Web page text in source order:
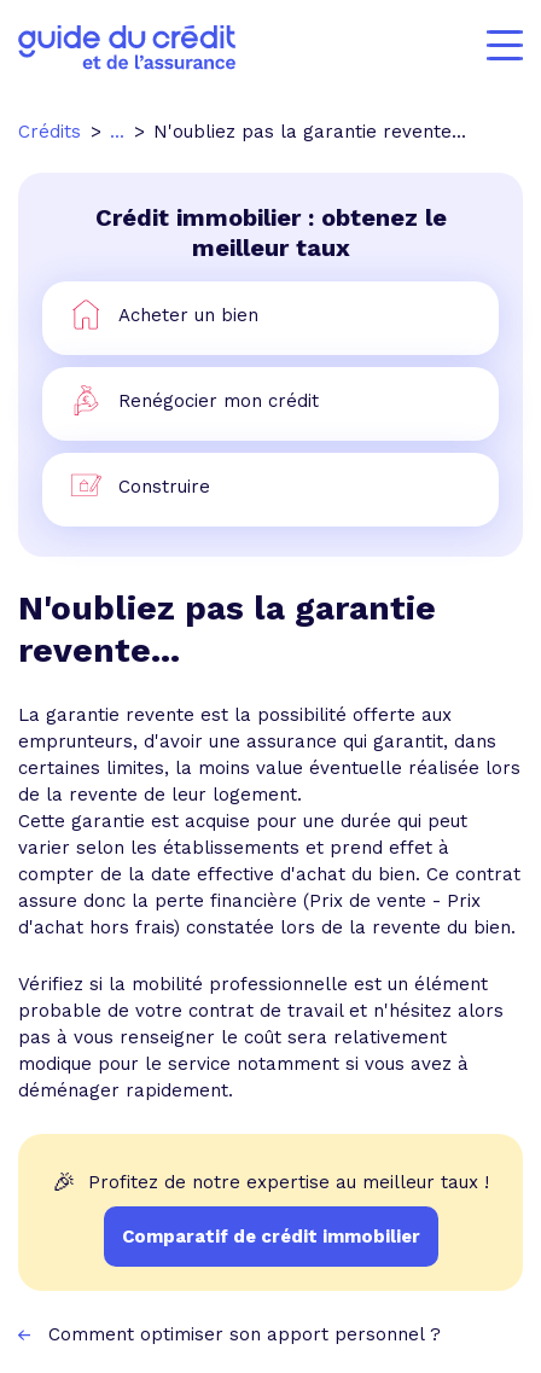
Crédits ... N'oubliez pas la garantie revente...
Crédit immobilier : obtenez le
meilleur taux
Acheter un bien
Renégocier mon crédit
Construire
N'oubliez pas la garantie
revente...
La garantie revente est la possibilité offerte aux
emprunteurs, d'avoir une assurance qui garantit, dans
certaines limites, la moins value éventuelle réalisée lors
de la revente de leur logement.
Cette garantie est acquise pour une durée qui peut
varier selon les établissements et prend effet à
compter de la date effective d'achat du bien. Ce contrat
assure donc la perte financière (Prix de vente - Prix
d'achat hors frais) constatée lors de la revente du bien.
Vérifiez si la mobilité professionnelle est un élément
probable de votre contrat de travail et n'hésitez alors
pas à vous renseigner le coût sera relativement
modique pour le service notamment si vous avez à
déménager rapidement.
🎉 Profitez de notre expertise au meilleur taux !
Comparatif de crédit immobilier
Comment optimiser son apport personnel ?